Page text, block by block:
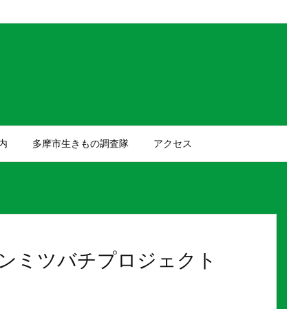
多摩市生きもの調査隊 アクセス
ミツバチプロジェクト